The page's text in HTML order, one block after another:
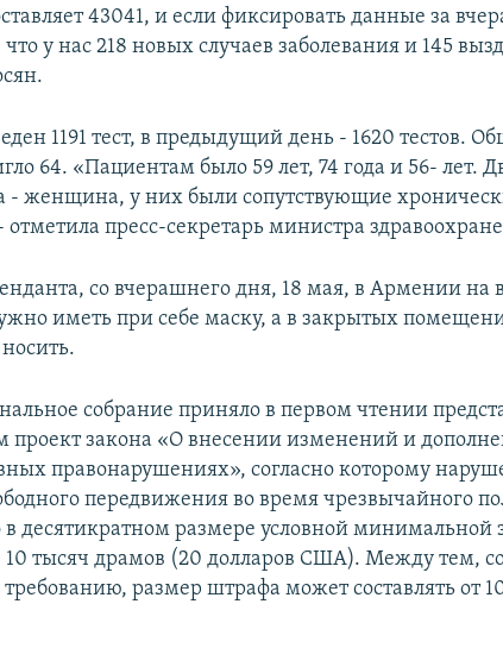
43041, и если фиксировать данные за
у нас 218 новых случаев заболевания и 145
1191 тест, в предыдущий день - 1620 тестов.
64. «Пациентам было 59 лет, 74 года и 56- лет.
женщина, у них были сопутствующие
отметила пресс-секретарь министра
со вчерашнего дня, 18 мая, в Армении на
иметь при себе маску, а в закрытых
собрание приняло в первом чтении
проект закона «О внесении изменений и
правонарушениях», согласно которому
передвижения во время чрезвычайного
в десятикратном размере условной минимальной
10 тысяч драмов (20 долларов США). Между тем,
размер штрафа может составлять от